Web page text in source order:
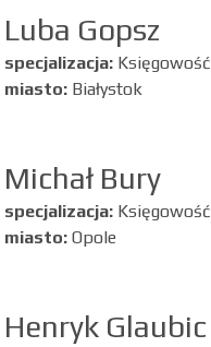
Luba Gopsz
specjalizacja: Księgowość
miasto: Białystok
Michał Bury
specjalizacja: Księgowość
miasto: Opole
Henryk Glaubic